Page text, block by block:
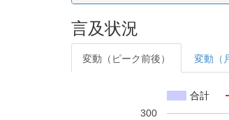
言及状況
変動（ピーク前後） 変動（
合計
300